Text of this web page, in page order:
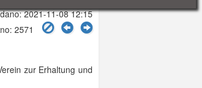
2021-11-08 12:15
2571
zur Erhaltung und